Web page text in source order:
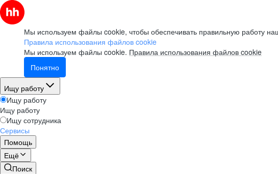
Мы используем файлы cookie, чтобы обеспечивать правильную работу
Правила использования файлов cookie
Мы используем файлы cookie. Правила использования файлов cookie
Понятно
Ищу работу
Ищу работу
Ищу работу
Ищу сотрудника
Сервисы
Помощь
Ещё
Поиск